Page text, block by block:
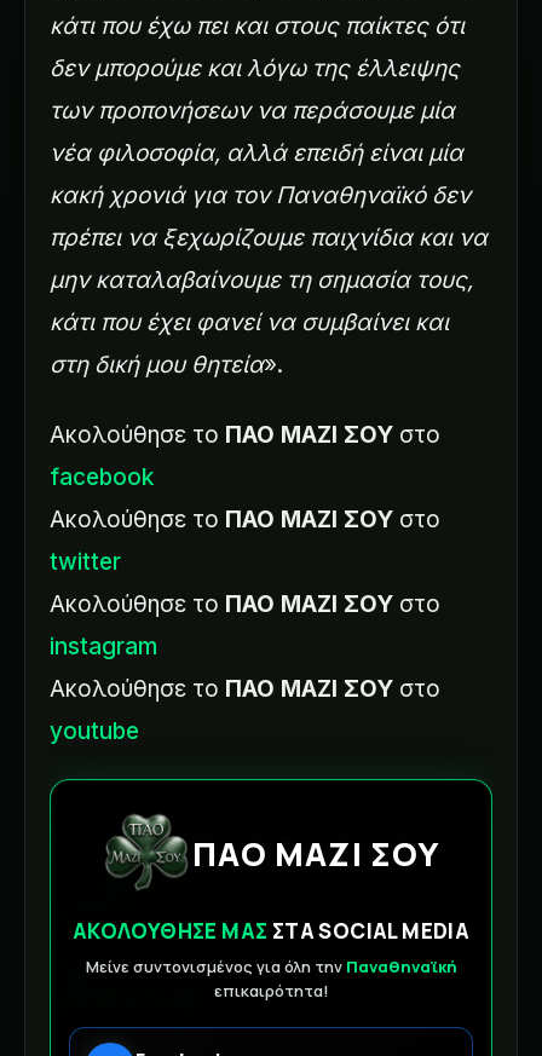
κάτι που έχω πει και στους παίκτες ότι
δεν μπορούμε και λόγω της έλλειψης
των προπονήσεων να περάσουμε μία
νέα φιλοσοφία, αλλά επειδή είναι μία
κακή χρονιά για τον Παναθηναϊκό δεν
πρέπει να ξεχωρίζουμε παιχνίδια και να
μην καταλαβαίνουμε τη σημασία τους,
κάτι που έχει φανεί να συμβαίνει και
στη δική μου θητεία».
Ακολούθησε το ΠΑΟ ΜΑΖΙ ΣΟΥ στο
facebook
Ακολούθησε το ΠΑΟ ΜΑΖΙ ΣΟΥ στο
twitter
Ακολούθησε το ΠΑΟ ΜΑΖΙ ΣΟΥ στο
instagram
Ακολούθησε το ΠΑΟ ΜΑΖΙ ΣΟΥ στο
youtube
ΠΑΟ ΜΑΖΙ ΣΟΥ
ΑΚΟΛΟΥΘΗΣΕ ΜΑΣ ΣΤΑ SOCIAL MEDIA
Μείνε συντονισμένος για όλη την Παναθηναϊκή
επικαιρότητα!